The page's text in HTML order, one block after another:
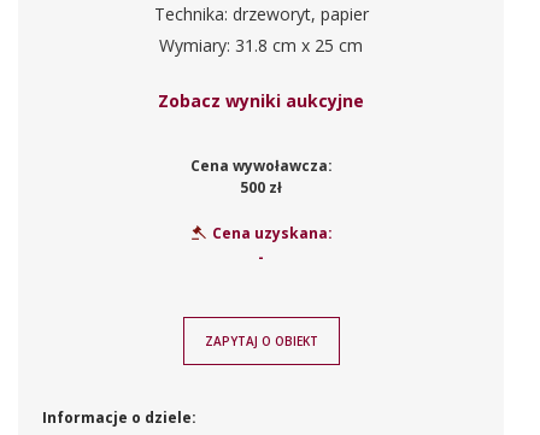
Technika: drzeworyt, papier
Wymiary: 31.8 cm x 25 cm
Zobacz wyniki aukcyjne
Cena wywoławcza:
500 zł
Cena uzyskana:
-
ZAPYTAJ O OBIEKT
Informacje o dziele: